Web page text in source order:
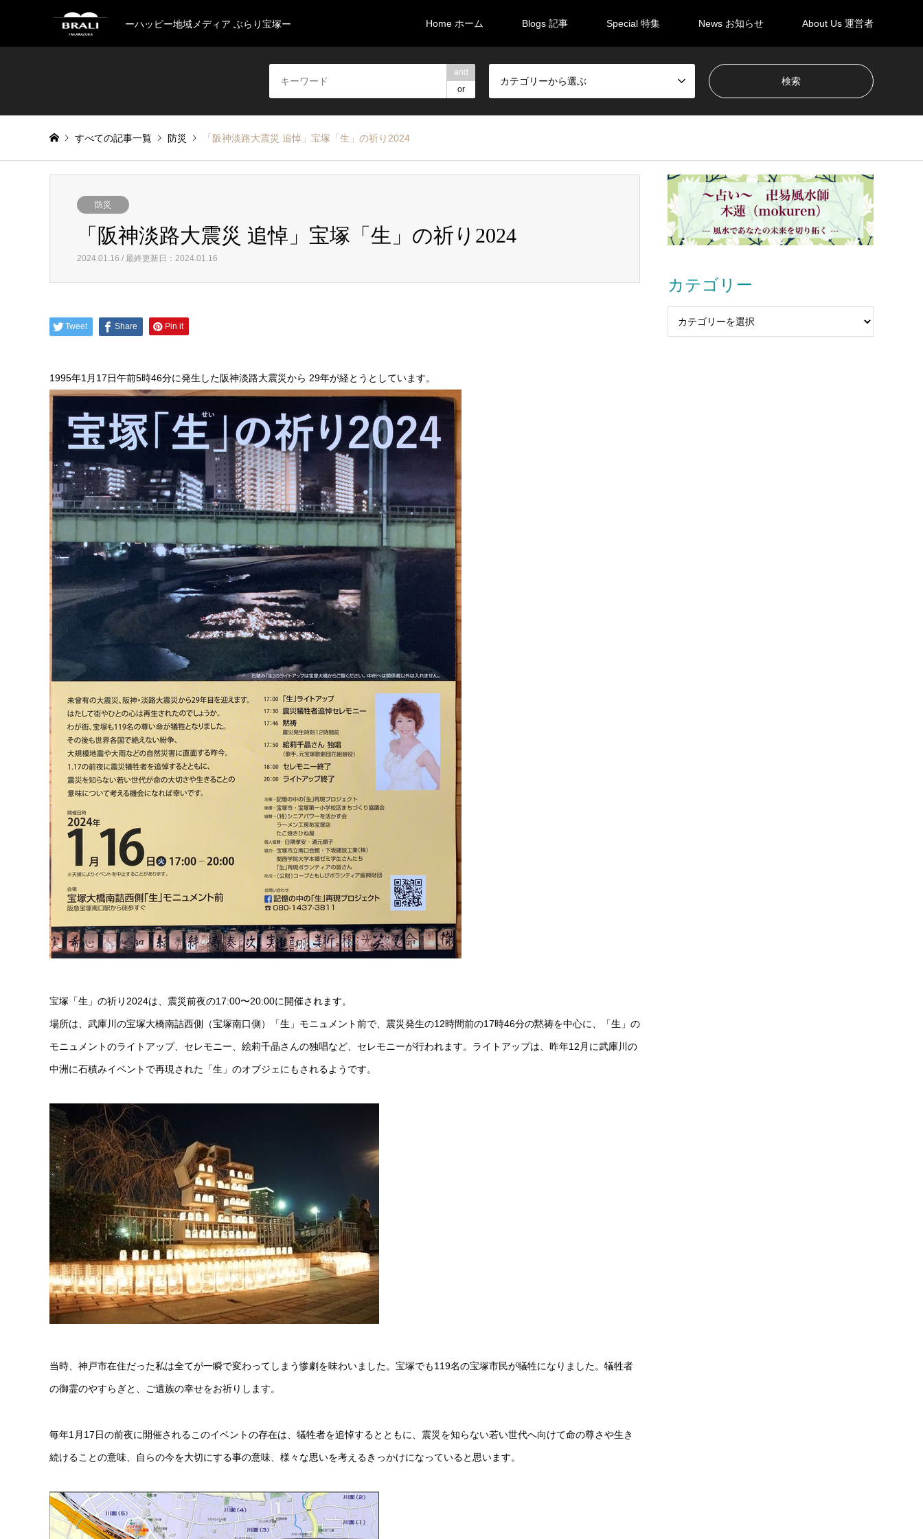
ーハッピー地域メディア ぶらり宝塚ー Home ホーム Blogs 記事 Special 特集 News お知らせ About Us 運営者
and
or
カテゴリーから選ぶ
すべての記事一覧 防災 「阪神淡路大震災 追悼」宝塚「生」の祈り2024
防災
「阪神淡路大震災 追悼」宝塚「生」の祈り2024
2024.01.16 / 最終更新日：2024.01.16
Tweet Share Pin it
1995年1月17日午前5時46分に発生した阪神淡路大震災から 29年が経とうとしています。
宝塚「生」の祈り2024は、震災前夜の17:00〜20:00に開催されます。
場所は、武庫川の宝塚大橋南詰西側（宝塚南口側）「生」モニュメント前で、震災発生の12時間前の17時46分の黙祷を中心に、「生」の
モニュメントのライトアップ、セレモニー、絵莉千晶さんの独唱など、セレモニーが行われます。ライトアップは、昨年12月に武庫川の
中洲に石積みイベントで再現された「生」のオブジェにもされるようです。
当時、神戸市在住だった私は全てが一瞬で変わってしまう惨劇を味わいました。宝塚でも119名の宝塚市民が犠牲になりました。犠牲者
の御霊のやすらぎと、ご遺族の幸せをお祈りします。
毎年1月17日の前夜に開催されるこのイベントの存在は、犠牲者を追悼するとともに、震災を知らない若い世代へ向けて命の尊さや生き
続けることの意味、自らの今を大切にする事の意味、様々な思いを考えるきっかけになっていると思います。
カテゴリー